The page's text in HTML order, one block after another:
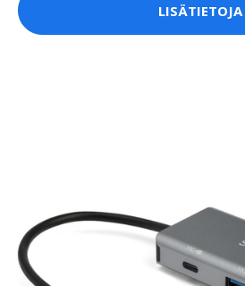
LISÄTIETOJA